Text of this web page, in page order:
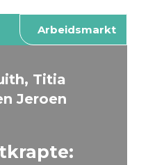
Arbeidsmarkt
Titia
Jeroen